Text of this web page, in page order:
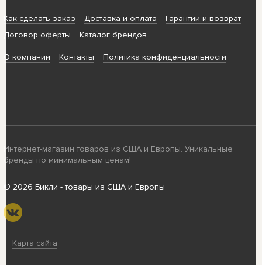
Как сделать заказ Доставка и оплата
Гарантии и возврат
Договор оферты
Каталог брендов
О компании Контакты Политика конфиденциальности
Интернет-магазин товаров из США и Европы. Уникальные
бренды по минимальным ценам!
© 2026 Бикли - товары из США и Европы
Карта сайта